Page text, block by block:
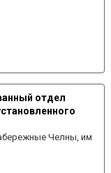
отдел
Челны, им